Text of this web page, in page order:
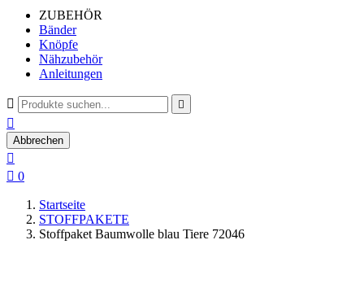
ZUBEHÖR
Bänder
Knöpfe
Nähzubehör
Anleitungen
 

Abbrechen

 0
Startseite
STOFFPAKETE
Stoffpaket Baumwolle blau Tiere 72046